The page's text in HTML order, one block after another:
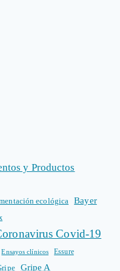
y Productos
ecológica Bayer
Covid-19
Ensayos clínicos Essure
Gripe A